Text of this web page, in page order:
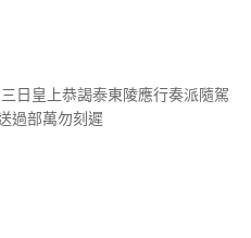
日皇上恭謁泰東陵應行奏派隨駕
過部萬勿刻遲